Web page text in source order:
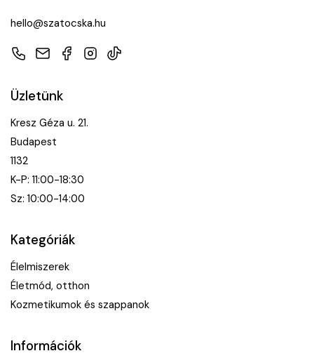
hello@szatocska.hu
TelefonE-mailFacebook
Instagram
TikTok
Üzletünk
Kresz Géza u. 21.
Budapest
1132
K-P: 11:00-18:30
Sz: 10:00-14:00
Kategóriák
Élelmiszerek
Életmód, otthon
Kozmetikumok és szappanok
Információk